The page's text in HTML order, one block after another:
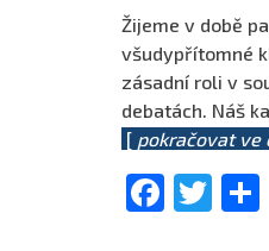
Žijeme v době
všudypřítomné
zásadní roli v
debatách. Náš
[ pokračovat ve